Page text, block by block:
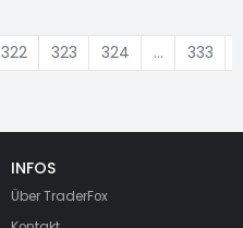
322 323 324 … 333
INFOS
Über TraderFox